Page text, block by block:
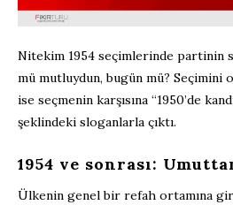
Nitekim 1954 seçimlerinde partinin
mü mutluydun, bugün mü? Seçimini
ise seçmenin karşısına “1950’de
şeklindeki sloganlarla çıktı.
1954 ve sonrası:
Ülkenin genel bir refah ortamına